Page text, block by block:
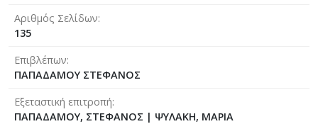
Αριθμός Σελίδων
135
Επιβλέπων
ΠΑΠΑΔΑΜΟΥ ΣΤΕΦΑΝΟΣ
Εξεταστική επιτροπή
ΠΑΠΑΔΑΜΟΥ, ΣΤΕΦΑΝΟΣ | ΨΥΛΑΚΗ, ΜΑΡΙΑ